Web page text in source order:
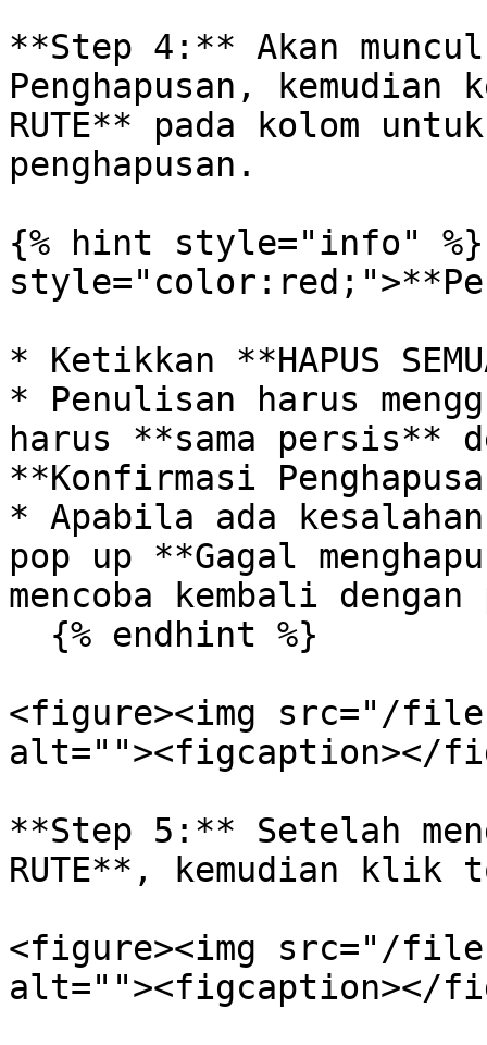
**Step 4:** Akan
Penghapusan, kemudian
RUTE** pada kolom
penghapusan.
{% hint style="info" %}
* Ketikkan **HAPUS
* Penulisan harus
harus **sama persis**
**Konfirmasi
* Apabila ada
pop up **Gagal
mencoba kembali
<figure><img src="/
alt=""><figcaption></
**Step 5:** Setelah
RUTE**, kemudian klik
<figure><img src="/files/
alt=""><figcaption></